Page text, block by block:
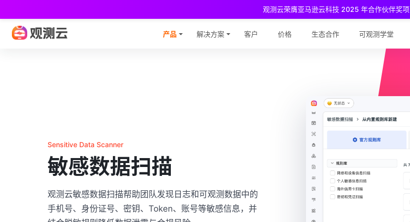
观测云荣膺亚马逊云科技 2025 年合作伙伴奖项
产品 解决方案 客户 价格 生态合作 可观测学堂
Sensitive Data Scanner
敏感数据扫描
观测云敏感数据扫描帮助团队发现日志和可观测数据中的
手机号、身份证号、密钥、Token、账号等敏感信息，并